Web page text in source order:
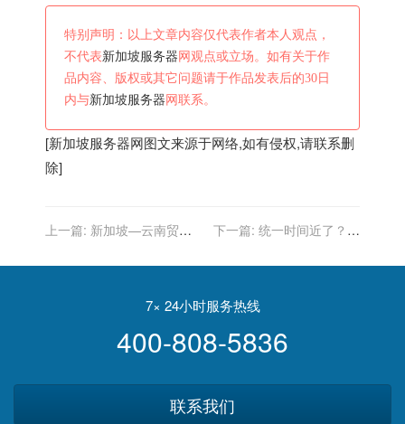
特别声明：以上文章内容仅代表作者本人观点，
不代表新加坡服务器 网观点或立场。如有关于作
品内容、版权或其它问题请于作品发表后的30日
内与新加坡服务器 网联系。
[新加坡服务器网图文来源于网络,如有侵权,请联系删
除]
上一篇: 新加坡—云南贸易
下一篇: 统一时间近了？台
解放军战备进入新阶段
7× 24小时服务热线
400-808-5836
联系我们